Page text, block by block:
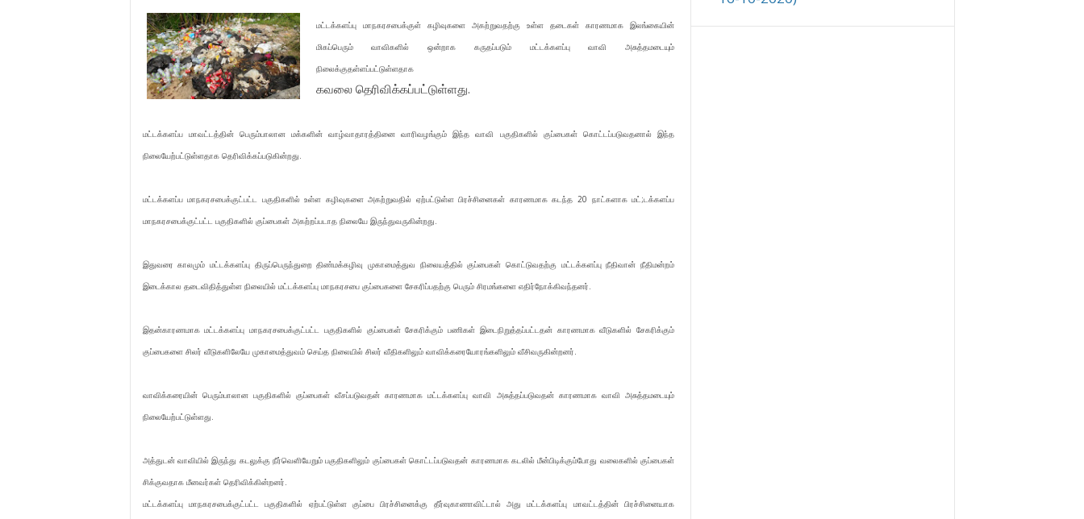
மட்டக்களப்பு மாநகரசபைக்குள் கழிவுகளை அகற்றுவதற்கு உள்ள தடைகள் காரணமாக இலங்கையின்
மிகப்பெரும் வாவிகளில் ஒன்றாக கருதப்படும் மட்டக்களப்பு வாவி அசுத்தமடையும்
நிலைக்குதள்ளப்பட்டுள்ளதாக
கவலை தெரிவிக்கப்பட்டுள்ளது.
மட்டக்களப்ப மாவட்டத்தின் பெரும்பாலான மக்களின் வாழ்வாதாரத்தினை வாரிவழங்கும் இந்த வாவி பகுதிகளில் குப்பைகள் கொட்டப்படுவதனால் இந்த
நிலையேற்பட்டுள்ளதாக தெரிவிக்கப்படுகின்றது.
மட்டக்களப்ப மாநகரசபைக்குட்பட்ட பகுதிகளில் உள்ள கழிவுகளை அகற்றுவதில் ஏற்பட்டுள்ள பிரச்சினைகள் காரணமாக கடந்த 20 நாட்களாக மட்;டக்களப்ப
மாநகரசபைக்குட்பட்ட பகுதிகளில் குப்பைகள் அகற்றப்படாத நிலையே இருந்துவருகின்றது.
இதுவரை காலமும் மட்டக்களப்பு திருப்பெருந்துறை திண்மக்கழிவு முகாமைத்துவ நிலையத்தில் குப்பைகள் கொட்டுவதற்கு மட்டக்களப்பு நீதிவான் நீதிமன்றம்
இடைக்கால தடைவிதித்துள்ள நிலையில் மட்டக்களப்பு மாநகரசபை குப்பைகளை சேகரிப்பதற்கு பெரும் சிரமங்களை எதிர்நோக்கிவந்தனர்.
இதன்காரணமாக மட்டக்களப்பு மாநகரசபைக்குட்பட்ட பகுதிகளில் குப்பைகள் சேகரிக்கும் பணிகள் இடைநிறுத்தப்பட்டதன் காரணமாக வீடுகளில் சேகரிக்கும்
குப்பைகளை சிலர் வீடுகளிலேயே முகாமைத்துவம் செய்த நிலையில் சிலர் வீதிகளிலும் வாவிக்கரையோரங்களிலும் வீசிவருகின்றனர்.
வாவிக்கரையின் பெரும்பாலான பகுதிகளில் குப்பைகள் வீசப்படுவதன் காரணமாக மட்டக்களப்பு வாவி அசுத்தப்படுவதன் காரணமாக வாவி அசுத்தமடையும்
நிலையேற்பட்டுள்ளது.
அத்துடன் வாவியில் இருந்து கடலுக்கு நீர்வெளியேறும் பகுதிகளிலும் குப்பைகள் கொட்டப்படுவதன் காரணமாக கடலில் மீன்பிடிக்கும்போது வலைகளில் குப்பைகள்
சிக்குவதாக மீனவர்கள் தெரிவிக்கின்றனர்.
மட்டக்களப்பு மாநகரசபைக்குட்பட்ட பகுதிகளில் ஏற்பட்டுள்ள குப்பை பிரச்சினைக்கு தீர்வுகாணாவிட்டால் அது மட்டக்களப்பு மாவட்டத்தின் பிரச்சினையாக